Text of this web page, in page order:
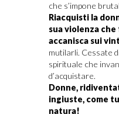
che s’impone
Riacquisti la
sua violenza che
accanisca sui
mutilarli. Cessate
spirituale che
d’acquistare.
Donne,
ingiuste, come
natura!